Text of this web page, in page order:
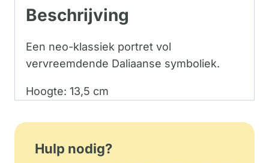
Beschrijving
Een neo-klassiek portret vol
vervreemdende Daliaanse symboliek.
Hoogte: 13,5 cm
Hulp nodig?